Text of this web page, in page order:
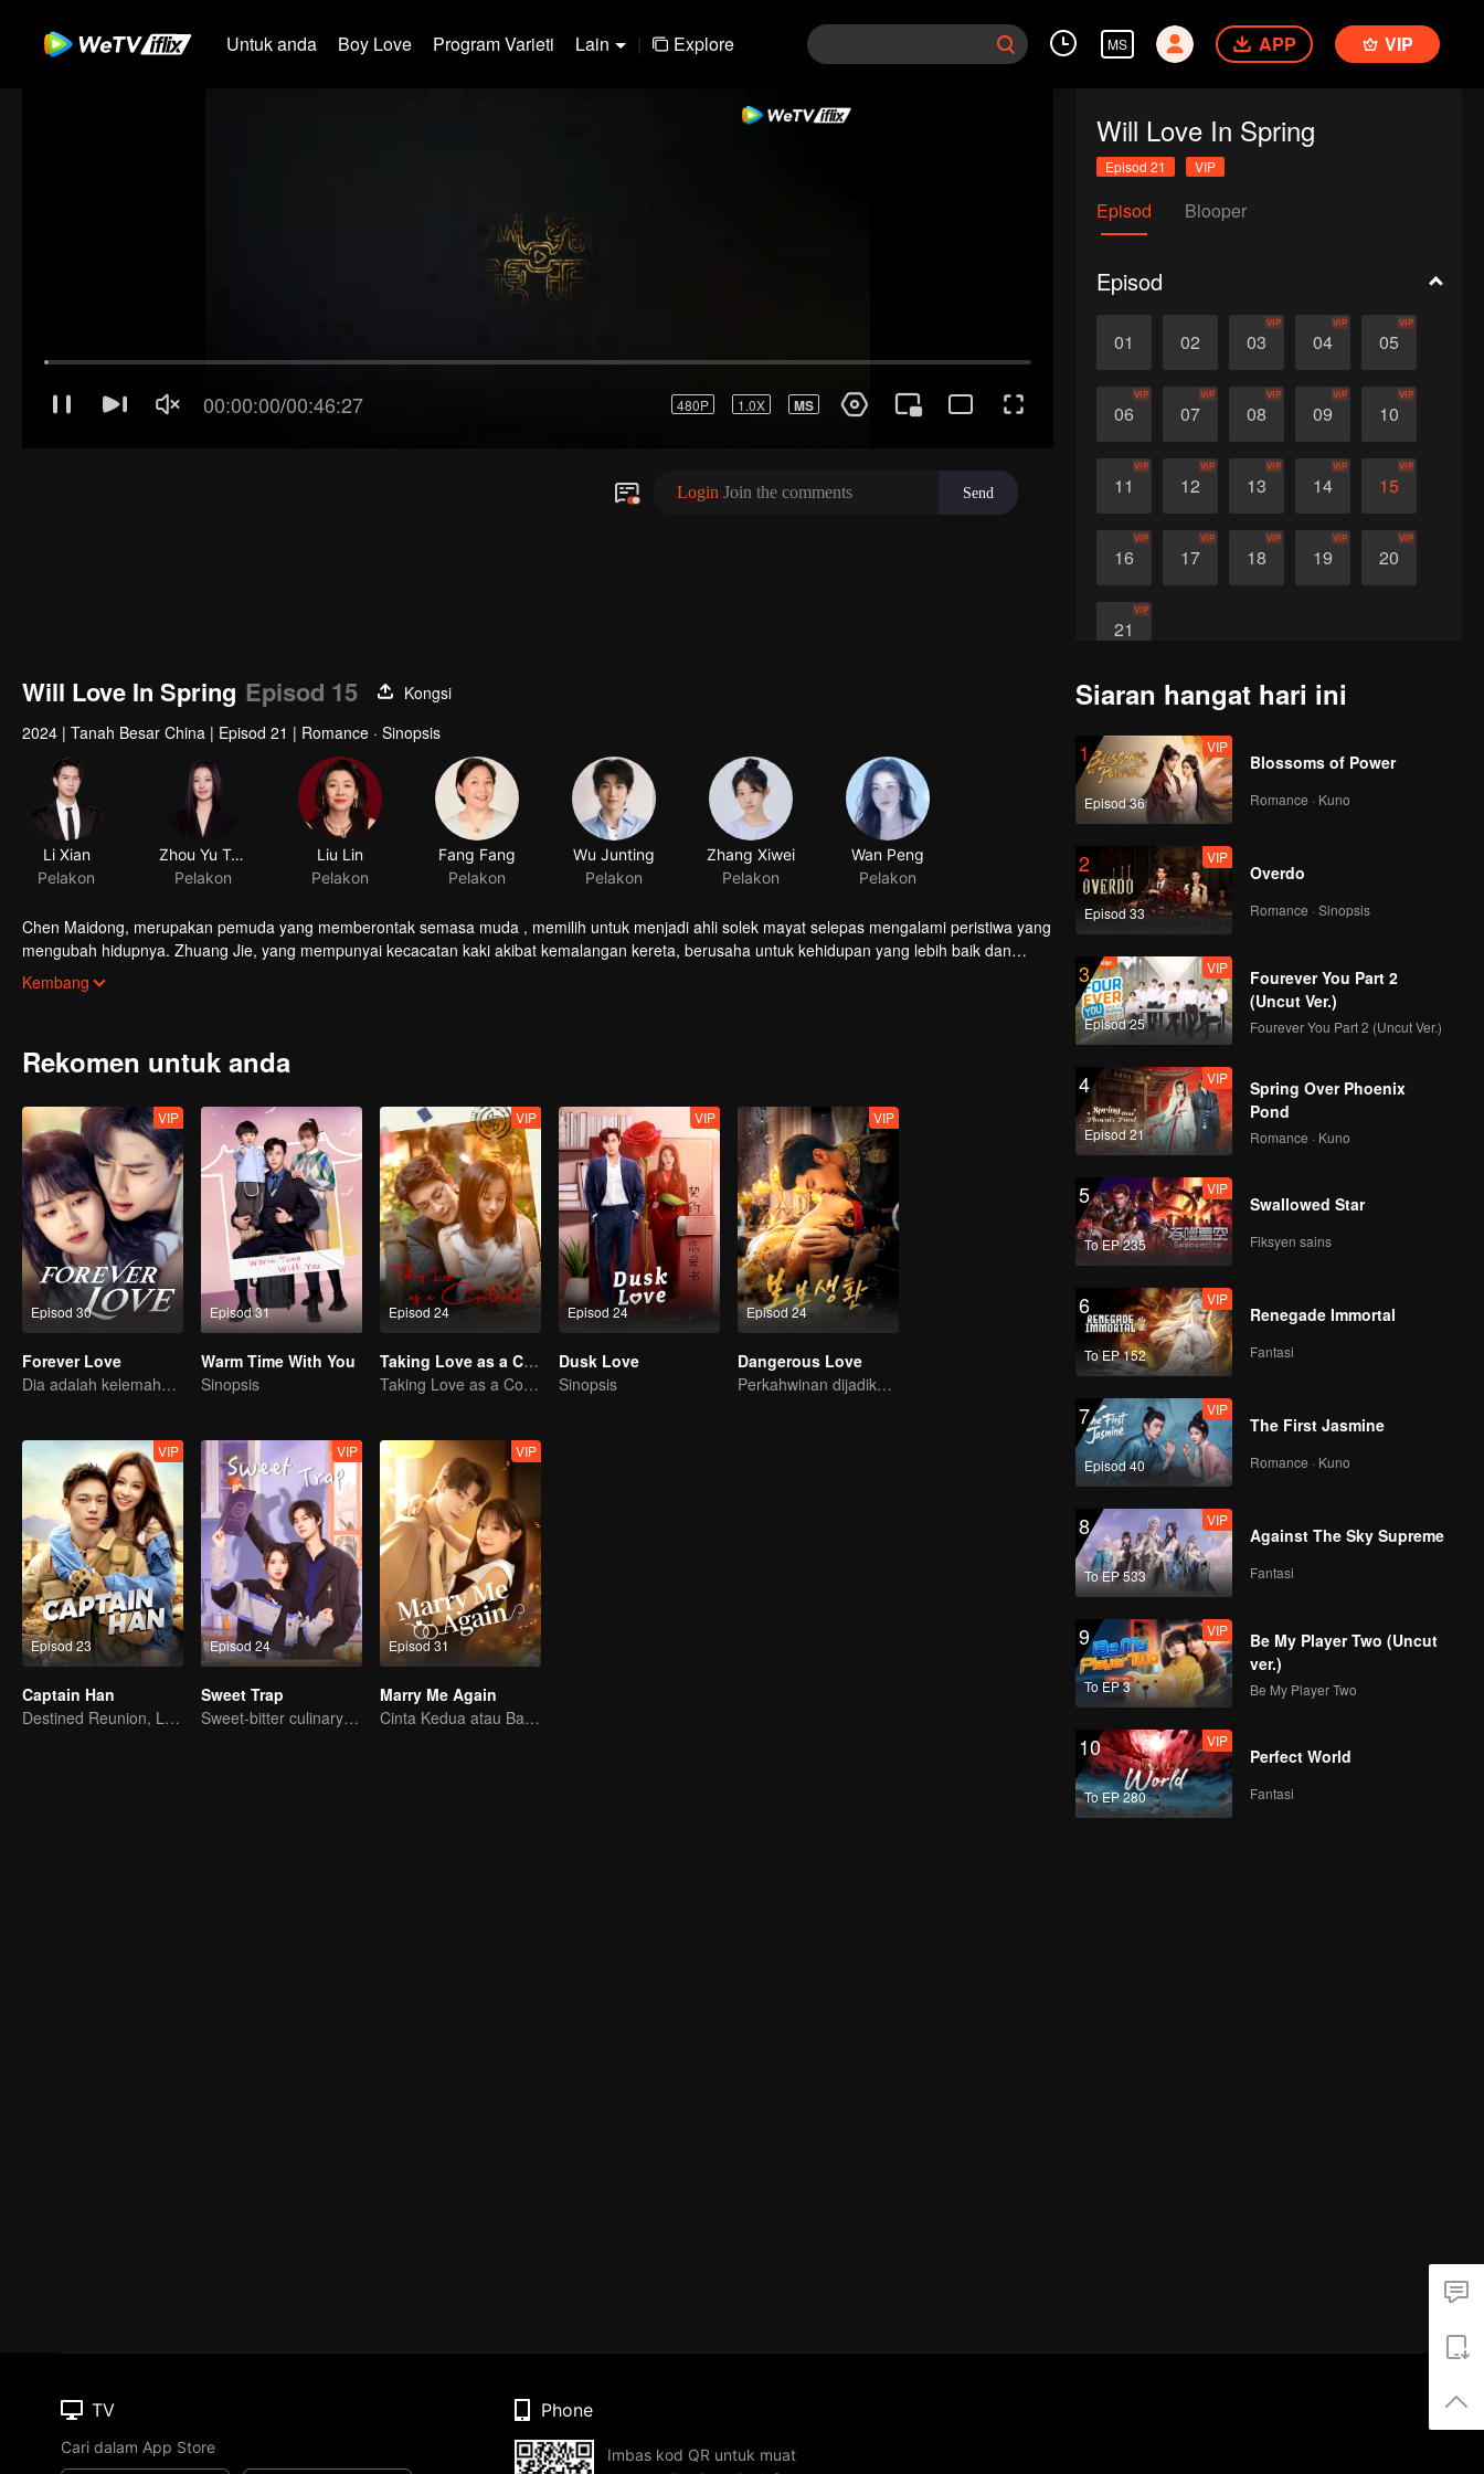
Untuk anda Boy Love Program Varieti Lain | Explore MS APP VIP
Will Love In Spring
Episod 21 VIP
Episod Blooper
Episod
01 02 03
VIP
04
VIP
05
VIP
06
VIP
07
VIP
08
VIP
09
VIP
10
VIP
11
VIP
12
VIP
13
VIP
14
VIP
15
VIP
16
VIP
17
VIP
18
VIP
19
VIP
20
VIP
21
VIP
Will Love In Spring Episod 15
Kongsi
2024 | Tanah Besar China | Episod 21 | Romance · Sinopsis
Chen Maidong, merupakan pemuda yang memberontak semasa muda , memilih untuk menjadi ahli solek mayat selepas mengalami peristiwa yang
mengubah hidupnya. Zhuang Jie, yang mempunyai kecacatan kaki akibat kemalangan kereta, berusaha untuk kehidupan yang lebih baik dan
menjadi seorang profesional berjaya di sebuah bandar besar. Drama ini menggambarkan perjalanan mereka yang personaliti dan keadaan mereka
berbeza, tetapi mereka belajar untuk memahami dan menerima satu sama lain. Kasih sayang mereka menyembuhkan hati mereka, membolehkan
Kembang
Rekomen untuk anda
Episod 30
VIP
Forever Love
Dia adalah kelemahannya, namun juga pelindungnya
Episod 31
Warm Time With You
Sinopsis
Episod 24
VIP
Taking Love as a Contract
Taking Love as a Contract
Episod 24
VIP
Dusk Love
Sinopsis
Episod 24
VIP
Dangerous Love
Perkahwinan dijadikan umpan untuk balas dendam!
Episod 23
VIP
Captain Han
Destined Reunion, Love in the Rainforest
Episod 24
VIP
Sweet Trap
Sweet-bitter culinary rivalry
Episod 31
VIP
Marry Me Again
Cinta Kedua atau Bayangan Lama?
Siaran hangat hari ini
1
Episod 36
VIP
Blossoms of Power
Romance · Kuno
2
Episod 33
VIP
Overdo
Romance · Sinopsis
3
Episod 25
VIP
Fourever You Part 2
(Uncut Ver.)
Fourever You Part 2 (Uncut Ver.)
4
Episod 21
VIP
Spring Over Phoenix
Pond
Romance · Kuno
5
To EP 235
VIP
Swallowed Star
Fiksyen sains
6
To EP 152
VIP
Renegade Immortal
Fantasi
7
Episod 40
VIP
The First Jasmine
Romance · Kuno
8
To EP 533
VIP
Against The Sky Supreme
Fantasi
9
To EP 3
VIP
Be My Player Two (Uncut
ver.)
Be My Player Two
10
To EP 280
VIP
Perfect World
Fantasi
TV
Cari dalam App Store
Phone
Imbas kod QR untuk muat